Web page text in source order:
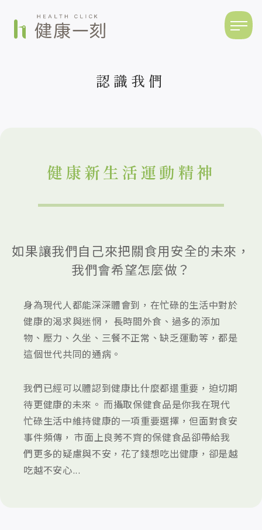
認識我們
健康新生活運動精神
如果讓我們自己來把關食用安全的未來，
我們會希望怎麼做？
身為現代人都能深深體會到，在忙碌的生活中對於
健康的渴求與迷惘， 長時間外食、過多的添加
物、壓力、久坐、三餐不正常、缺乏運動等，都是
這個世代共同的通病。
我們已經可以體認到健康比什麼都還重要，迫切期
待更健康的未來。 而攝取保健食品是你我在現代
忙碌生活中維持健康的一項重要選擇，但面對食安
事件頻傳， 市面上良莠不齊的保健食品卻帶給我
們更多的疑慮與不安，花了錢想吃出健康，卻是越
吃越不安心...